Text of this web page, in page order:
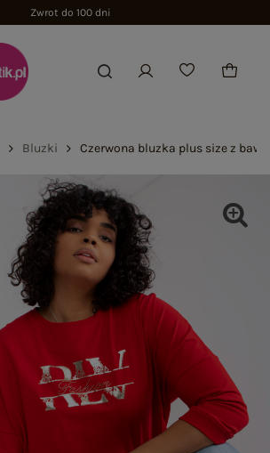
Zwrot do 100 dni
Bluzki Czerwona bluzka plus size z